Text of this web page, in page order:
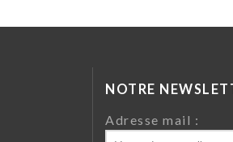
NOTRE
Adresse mail :